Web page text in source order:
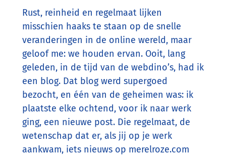
Rust, reinheid en regelmaat lijken
misschien haaks te staan op de snelle
veranderingen in de online wereld, maar
geloof me: we houden ervan. Ooit, lang
geleden, in de tijd van de webdino’s, had ik
een blog. Dat blog werd supergoed
bezocht, en één van de geheimen was: ik
plaatste elke ochtend, voor ik naar werk
ging, een nieuwe post. Die regelmaat, de
wetenschap dat er, als jij op je werk
aankwam, iets nieuws op merelroze.com